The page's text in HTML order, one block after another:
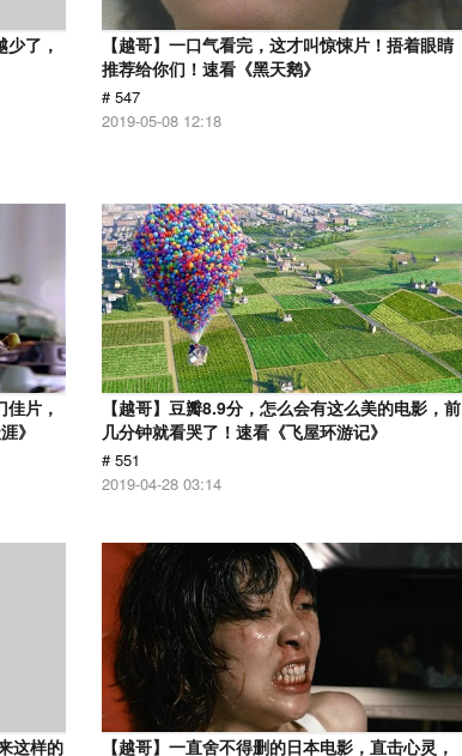
了，
【越哥】一口气看完，这才叫惊悚片！捂着眼睛
推荐给你们！速看《黑天鹅》
# 547
2019-05-08 12:18
片，
》
【越哥】豆瓣8.9分，怎么会有这么美的电影，前
几分钟就看哭了！速看《飞屋环游记》
# 551
2019-04-28 03:14
这样的 【越哥】一直舍不得删的日本电影，直击心灵，